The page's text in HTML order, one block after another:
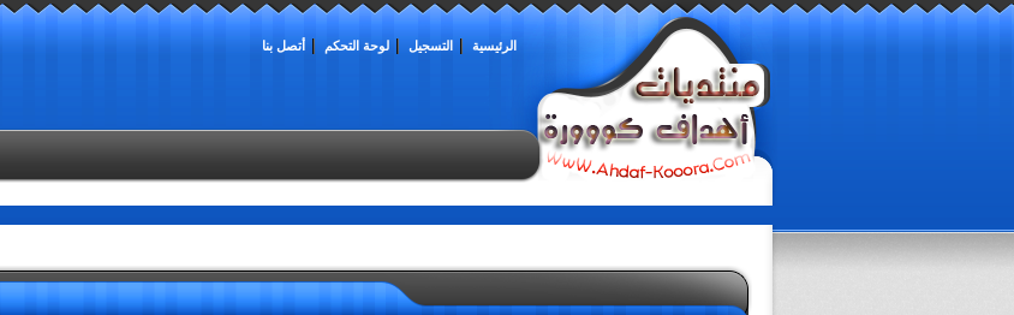
الرئيسية التسجيل لوحة التحكم أتصل بنا